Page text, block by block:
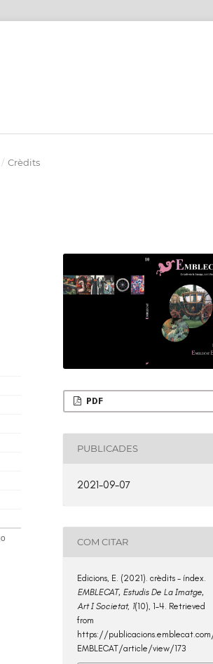
/ Crèdits
PDF
PUBLICADES
2021-09-07
COM CITAR
Edicions, E. (2021). crèdits - índex.
EMBLECAT, Estudis De La Imatge,
Art I Societat, 1(10), 1–4. Retrieved
from
https://
EMBLECAT/article/view/173